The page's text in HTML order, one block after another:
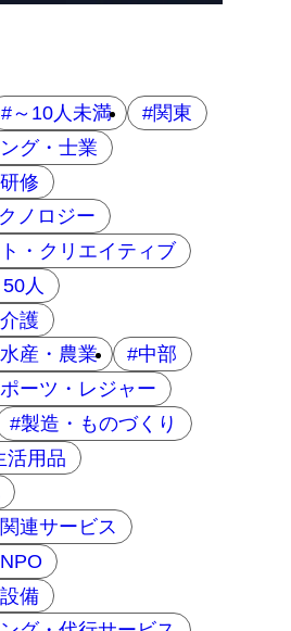
～10人未満
関東
グ・士業
修
ノロジー
・クリエイティブ
人
護
産・農業
中部
ーツ・レジャー
製造・ものづくり
活用品
連サービス
備